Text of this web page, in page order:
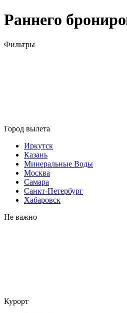
Раннего
Фильтры
Город вылета
Иркутск
Казань
Минеральные Воды
Москва
Самара
Санкт-Петербург
Хабаровск
Не важно
Курорт